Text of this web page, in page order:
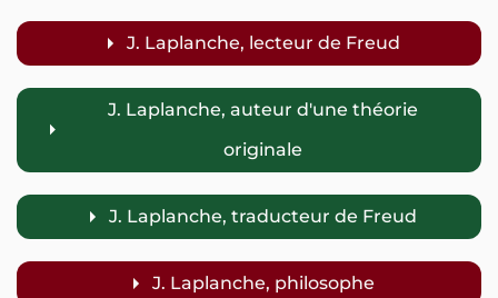
J. Laplanche, lecteur de Freud
J. Laplanche, auteur d'une théorie
originale
J. Laplanche, traducteur de Freud
J. Laplanche, philosophe